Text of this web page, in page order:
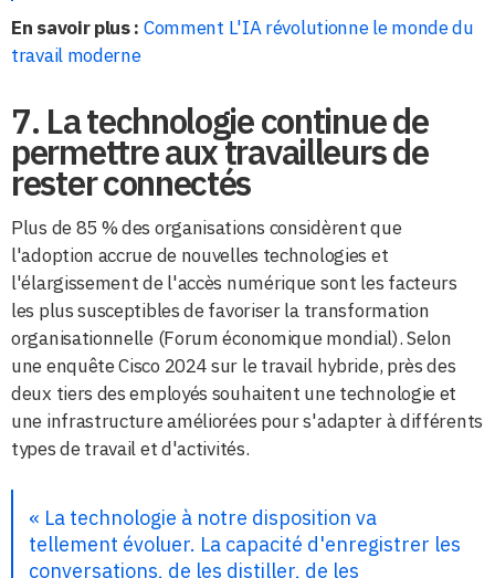
En savoir plus : Comment L'IA révolutionne le monde du
travail moderne
7. La technologie continue de
permettre aux travailleurs de
rester connectés
Plus de 85 % des organisations considèrent que
l'adoption accrue de nouvelles technologies et
l'élargissement de l'accès numérique sont les facteurs
les plus susceptibles de favoriser la transformation
organisationnelle (Forum économique mondial). Selon
une enquête Cisco 2024 sur le travail hybride, près des
deux tiers des employés souhaitent une technologie et
une infrastructure améliorées pour s'adapter à différents
types de travail et d'activités.
« La technologie à notre disposition va
tellement évoluer. La capacité d'enregistrer les
conversations, de les distiller, de les